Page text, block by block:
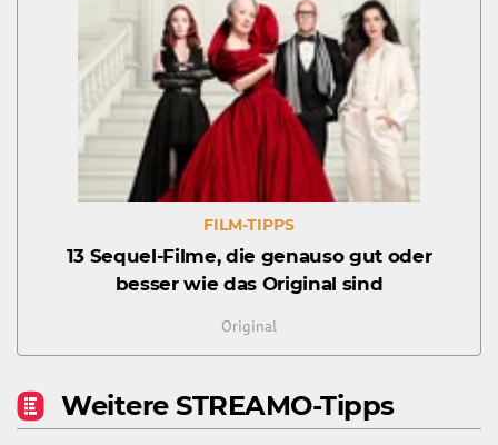
FILM-TIPPS
13 Sequel-Filme, die genauso gut oder
besser wie das Original sind
Original
Weitere STREAMO-Tipps